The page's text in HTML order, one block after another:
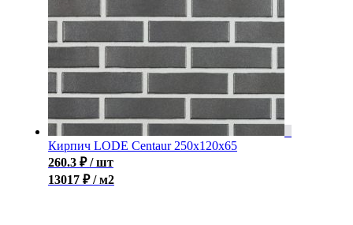
Кирпич LODE Centaur 250x120x65
260.3 ₽ / шт
13017 ₽ / м2